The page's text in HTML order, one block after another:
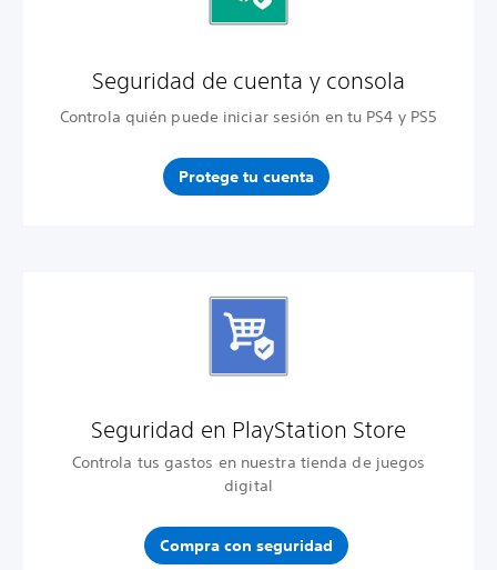
Seguridad de cuenta y consola
Controla quién puede iniciar sesión en tu PS4 y PS5
Protege tu cuenta
Seguridad en PlayStation Store
Controla tus gastos en nuestra tienda de juegos
digital
Compra con seguridad